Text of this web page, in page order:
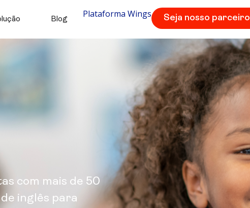
Blog Plataforma Wings Seja nosso parceiro
com mais de 50
inglês para